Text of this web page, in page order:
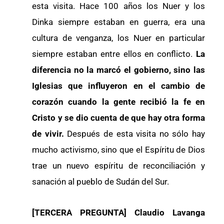
esta visita. Hace 100 años los Nuer y los
Dinka siempre estaban en guerra, era una
cultura de venganza, los Nuer en particular
siempre estaban entre ellos en conflicto. La
diferencia no la marcó el gobierno, sino las
Iglesias que influyeron en el cambio de
corazón cuando la gente recibió la fe en
Cristo y se dio cuenta de que hay otra forma
de vivir. Después de esta visita no sólo hay
mucho activismo, sino que el Espíritu de Dios
trae un nuevo espíritu de reconciliación y
sanación al pueblo de Sudán del Sur.
[TERCERA PREGUNTA] Claudio Lavanga